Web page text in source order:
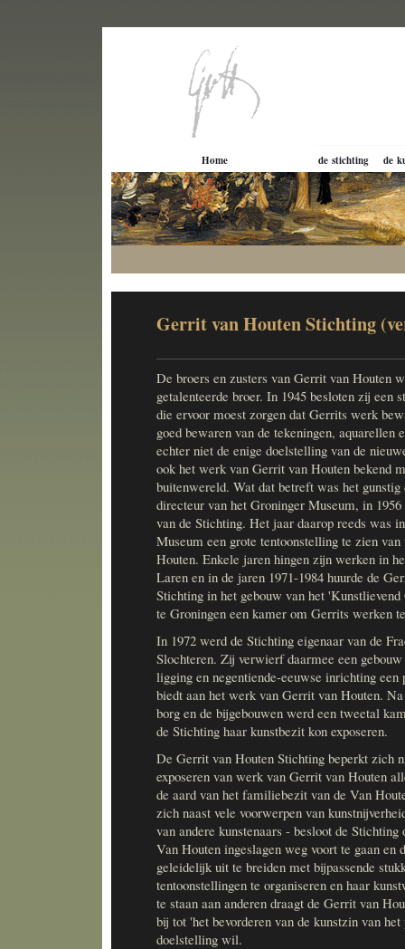
Home de stichting de
Gerrit van Houten Stichting
De broers en zusters van Gerrit van Houten
getalenteerde broer. In 1945 besloten zij een
die ervoor moest zorgen dat Gerrits werk
goed bewaren van de tekeningen, aquarellen
echter niet de enige doelstelling van de
ook het werk van Gerrit van Houten bekend
buitenwereld. Wat dat betreft was het
directeur van het Groninger Museum, in
van de Stichting. Het jaar daarop reeds was
Museum een grote tentoonstelling te zien
Houten. Enkele jaren hingen zijn werken in
Laren en in de jaren 1971-1984 huurde de
Stichting in het gebouw van het 'Kunstlievend
te Groningen een kamer om Gerrits werken
In 1972 werd de Stichting eigenaar van de
Slochteren. Zij verwierf daarmee een
ligging en negentiende-eeuwse inrichting een
biedt aan het werk van Gerrit van Houten.
borg en de bijgebouwen werd een tweetal
de Stichting haar kunstbezit kon exposeren.
De Gerrit van Houten Stichting beperkt zich
exposeren van werk van Gerrit van Houten
de aard van het familiebezit van de Van
zich naast vele voorwerpen van
van andere kunstenaars - besloot de
Van Houten ingeslagen weg voort te gaan en
geleidelijk uit te breiden met bijpassende
tentoonstellingen te organiseren en haar
te staan aan anderen draagt de Gerrit van
bij tot 'het bevorderen van de kunstzin van
doelstelling wil.